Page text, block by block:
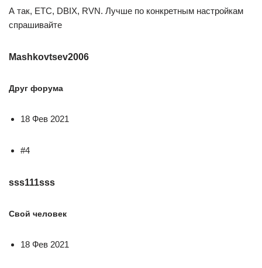
А так, ETC, DBIX, RVN. Лучше по конкретным настройкам
спрашивайте
Mashkovtsev2006
Друг форума
18 Фев 2021
#4
sss111sss
Свой человек
18 Фев 2021